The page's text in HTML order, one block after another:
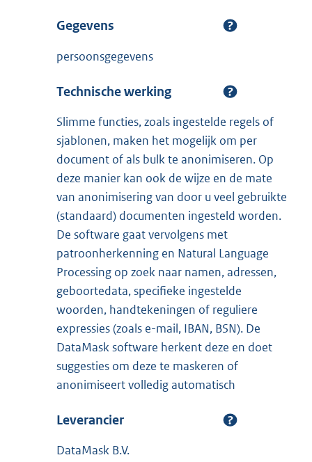
Gegevens
persoonsgegevens
Technische werking
Slimme functies, zoals ingestelde regels of
sjablonen, maken het mogelijk om per
document of als bulk te anonimiseren. Op
deze manier kan ook de wijze en de mate
van anonimisering van door u veel gebruikte
(standaard) documenten ingesteld worden.
De software gaat vervolgens met
patroonherkenning en Natural Language
Processing op zoek naar namen, adressen,
geboortedata, specifieke ingestelde
woorden, handtekeningen of reguliere
expressies (zoals e-mail, IBAN, BSN). De
DataMask software herkent deze en doet
suggesties om deze te maskeren of
anonimiseert volledig automatisch
Leverancier
DataMask B.V.